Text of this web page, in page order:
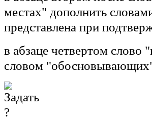
местах" дополнить
представлена при
в абзаце четвертом
словом